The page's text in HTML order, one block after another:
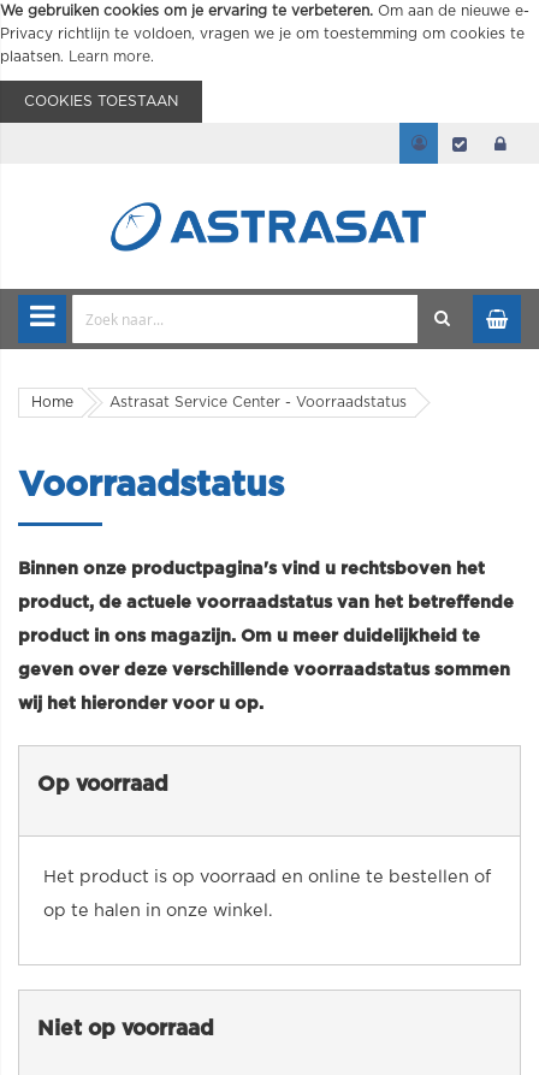
We gebruiken cookies om je ervaring te verbeteren. Om aan de nieuwe e-
Privacy richtlijn te voldoen, vragen we je om toestemming om cookies te
plaatsen.
Learn more.
COOKIES TOESTAAN
Home Astrasat Service Center - Voorraadstatus
Voorraadstatus
Binnen onze productpagina's vind u rechtsboven het
product, de actuele voorraadstatus van het betreffende
product in ons magazijn. Om u meer duidelijkheid te
geven over deze verschillende voorraadstatus sommen
wij het hieronder voor u op.
Op voorraad
Het product is op voorraad en online te bestellen of
op te halen in onze winkel.
Niet op voorraad